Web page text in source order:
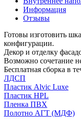
Информация
Отзывы
Готовы изготовить
конфигурации.
Декор и отделку
Возможно сочетание
Бесплатная сборка в
ЛДСП
Пластик Alvic Luxe
Пластик HPL
Пленка ПВХ
Полотно АГТ (МДФ)